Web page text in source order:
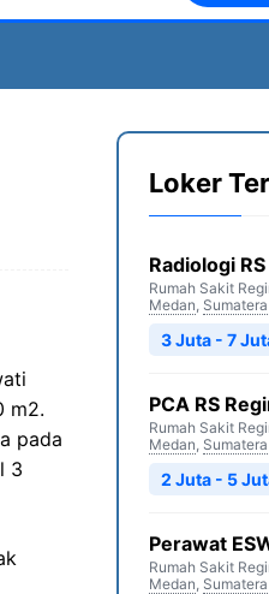
m2.
pada
3
Loker
Radiologi
Rumah Sakit
Medan,
3 Juta - 7
PCA RS
Rumah Sakit
Medan,
2 Juta - 5
Perawat
Rumah Sakit
Medan,